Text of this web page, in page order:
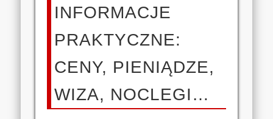
INFORMACJE
PRAKTYCZNE:
CENY, PIENIĄDZE,
WIZA, NOCLEGI…